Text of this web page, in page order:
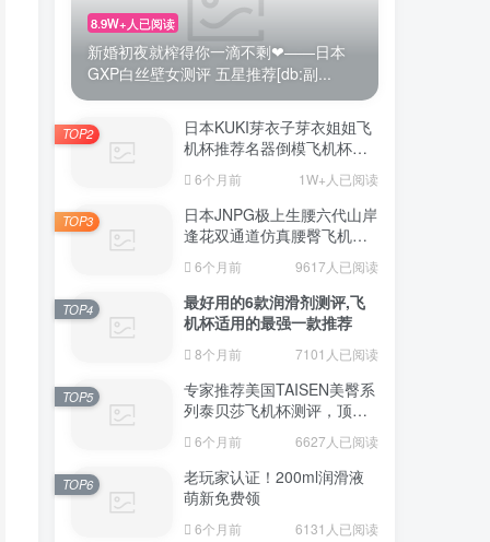
8.9W+人已阅读
新婚初夜就榨得你一滴不剩❤——日本
GXP白丝壁女测评 五星推荐[db:副...
日本KUKI芽衣子芽衣姐姐飞
机杯推荐名器倒模飞机杯测
6个月前 1W+人已阅读
TOP2
日本JNPG极上生腰六代山岸
逢花双通道仿真腰臀飞机杯
致真实感的资深玩家
6个月前 9617人已阅读
TOP3
最好用的6款润滑剂测评,飞
机杯适用的最强一款推荐
8个月前 7101人已阅读
TOP4
专家推荐美国TAISEN美臀系
列泰贝莎飞机杯测评，顶级
品质带来极致享受!
6个月前 6627人已阅读
TOP5
老玩家认证！200ml润滑液
萌新免费领
6个月前 6131人已阅读
TOP6